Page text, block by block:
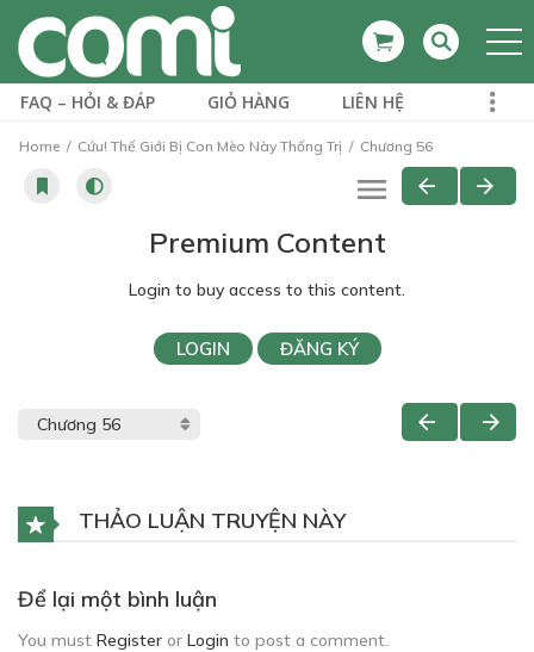
FAQ – HỎI & ĐÁP GIỎ HÀNG LIÊN HỆ
Home Cứu! Thế Giới Bị Con Mèo Này Thống Trị Chương 56
Premium Content
Login to buy access to this content.
LOGIN ĐĂNG KÝ
THẢO LUẬN TRUYỆN NÀY
Để lại một bình luận
You must Register or Login to post a comment.